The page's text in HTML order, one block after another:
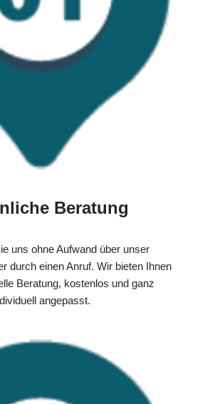
Beratung
uns ohne Aufwand über unser
durch einen Anruf. Wir bieten Ihnen
Beratung, kostenlos und ganz
angepasst.